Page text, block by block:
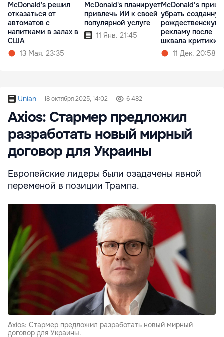
McDonald's решил
отказаться от
автоматов с
напитками в залах в
США
13 Мая. 23:35
McDonald's планирует
привлечь ИИ к своей
популярной услуге
11 Янв. 21:45
McDonald’s
убрать
рождественскую
рекламу после
шквала критики
11 Дек. 20:58
Unian 18 октября 2025, 14:02 6 482
Axios: Стармер предложил
разработать новый мирный
договор для Украины
Европейские лидеры были озадачены явной
переменой в позиции Трампа.
Axios: Стармер предложил разработать новый мирный
договор для Украины.